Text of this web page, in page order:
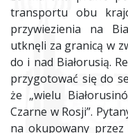
transportu obu
przywiezienia na
utknęli za granicą w
do i nad Białorusią.
przygotować się do
że „wielu
Czarne w Rosji”.
na okupowany przez